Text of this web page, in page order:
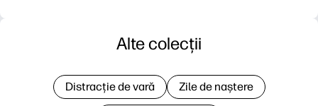
Alte colecții
Distracție de vară Zile de naștere